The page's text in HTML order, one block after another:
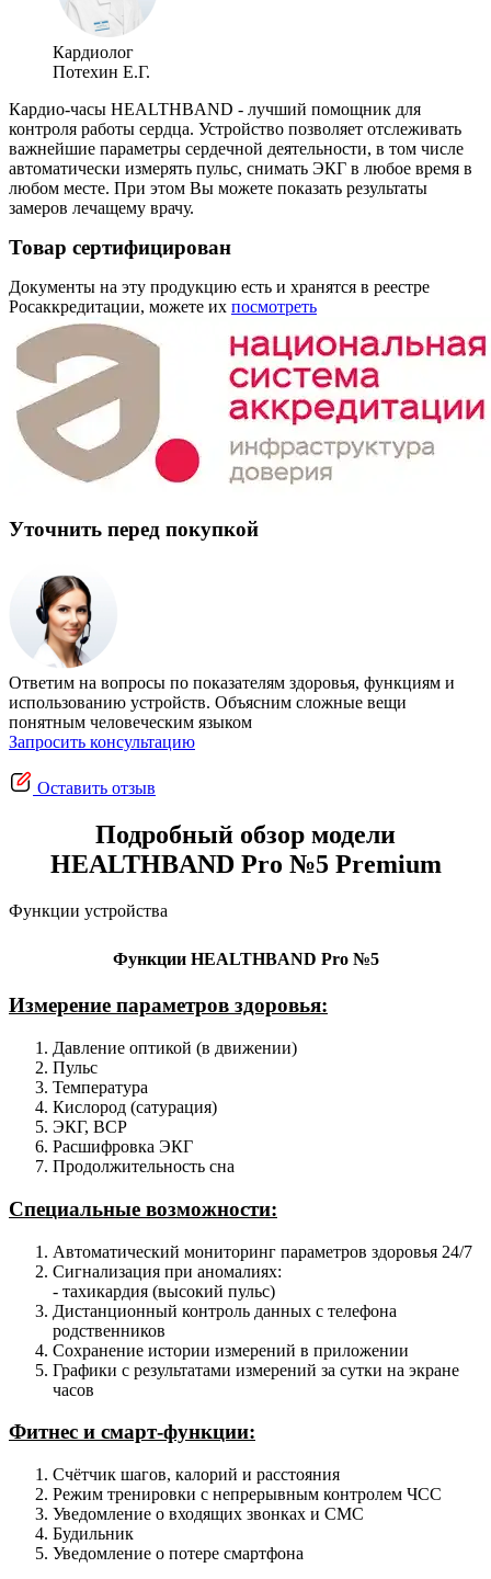
Кардиолог
Потехин Е.Г.
Кардио-часы HEALTHBAND - лучший помощник для
контроля работы сердца. Устройство позволяет отслеживать
важнейшие параметры сердечной деятельности, в том числе
автоматически измерять пульс, снимать ЭКГ в любое время в
любом месте. При этом Вы можете показать результаты
замеров лечащему врачу.
Товар сертифицирован
Документы на эту продукцию есть и хранятся в реестре
Росаккредитации, можете их посмотреть
Уточнить перед покупкой
Ответим на вопросы по показателям здоровья, функциям и
использованию устройств. Объясним сложные вещи
понятным человеческим языком
Запросить консультацию
Оставить отзыв
Подробный обзор модели
HEALTHBAND Pro №5 Premium
Функции устройства
Функции HEALTHBAND Pro №5
Измерение параметров здоровья:
Давление оптикой (в движении)
Пульс
Температура
Кислород (сатурация)
ЭКГ, ВСР
Расшифровка ЭКГ
Продолжительность сна
Специальные возможности:
Автоматический мониторинг параметров здоровья 24/7
Сигнализация при аномалиях:
- тахикардия (высокий пульс)
Дистанционный контроль данных с телефона
родственников
Сохранение истории измерений в приложении
Графики с результатами измерений за сутки на экране
часов
Фитнес и смарт-функции:
Счётчик шагов, калорий и расстояния
Режим тренировки с непрерывным контролем ЧСС
Уведомление о входящих звонках и СМС
Будильник
Уведомление о потере смартфона